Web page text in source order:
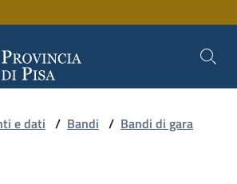
e dati / Bandi / Bandi di gara